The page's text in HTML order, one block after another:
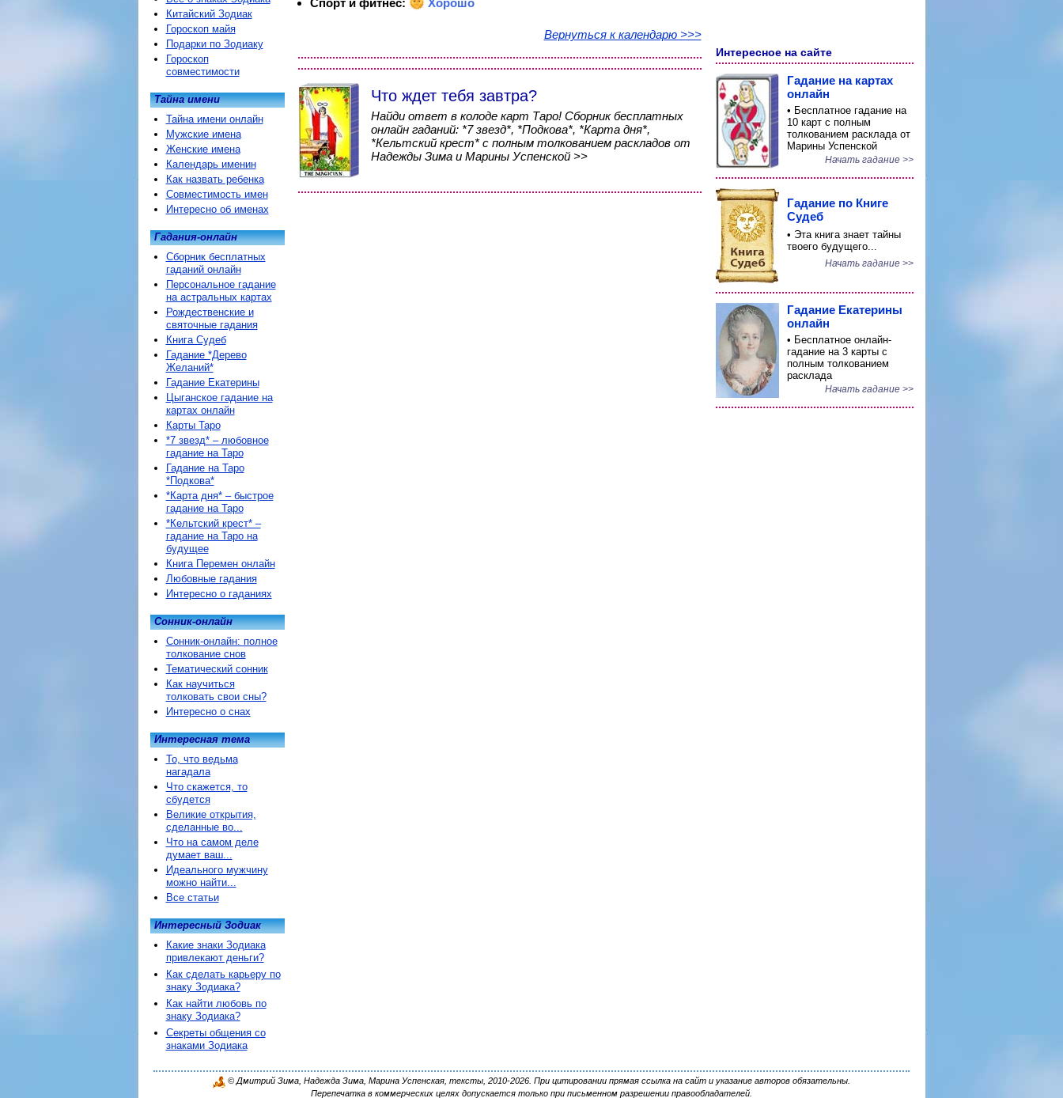
Спорт и фитнес:
Хорошо
Вернуться к календарю >>>
Что ждет тебя завтра?
Найди ответ в колоде карт Таро! Сборник бесплатных
онлайн гаданий: *7 звезд*, *Подкова*, *Карта дня*,
*Кельтский крест* с полным толкованием раскладов от
Надежды Зима и Марины Успенской >>
Китайский Зодиак
Гороскоп майя
Подарки по Зодиаку
Гороскоп
совместимости
Тайна имени
Тайна имени онлайн
Мужские имена
Женские имена
Календарь именин
Как назвать ребенка
Совместимость имен
Интересно об именах
Гадания-онлайн
Сборник бесплатных
гаданий онлайн
Персональное гадание
на астральных картах
Рождественские и
святочные гадания
Книга Судеб
Гадание *Дерево
Желаний*
Гадание Екатерины
Цыганское гадание на
картах онлайн
Карты Таро
*7 звезд* – любовное
гадание на Таро
Гадание на Таро
*Подкова*
*Карта дня* – быстрое
гадание на Таро
*Кельтский крест* –
гадание на Таро на
будущее
Книга Перемен онлайн
Любовные гадания
Интересно о гаданиях
Сонник-онлайн
Сонник-онлайн: полное
толкование снов
Тематический сонник
Как научиться
толковать свои сны?
Интересно о снах
Интересная тема
То, что ведьма
нагадала
Что скажется, то
сбудется
Великие открытия,
сделанные во...
Что на самом деле
думает ваш...
Идеального мужчину
можно найти...
Все статьи
Интересный Зодиак
Какие знаки Зодиака
привлекают деньги?
Как сделать карьеру по
знаку Зодиака?
Как найти любовь по
знаку Зодиака?
Секреты общения со
знаками Зодиака
Интересное на сайте
Гадание на картах
онлайн
• Бесплатное гадание на
10 карт с полным
толкованием расклада от
Марины Успенской
Начать гадание >>
Гадание по Книге
Судеб
• Эта книга знает тайны
твоего будущего...
Начать гадание >>
Гадание Екатерины
онлайн
• Бесплатное онлайн-
гадание на 3 карты с
полным толкованием
расклада
Начать гадание >>
© Дмитрий Зима, Надежда Зима, Марина Успенская, тексты, 2010-2026. При цитировании прямая ссылка на сайт и указание авторов обязательны.
Перепечатка в коммерческих целях допускается только при письменном разрешении правообладателей.